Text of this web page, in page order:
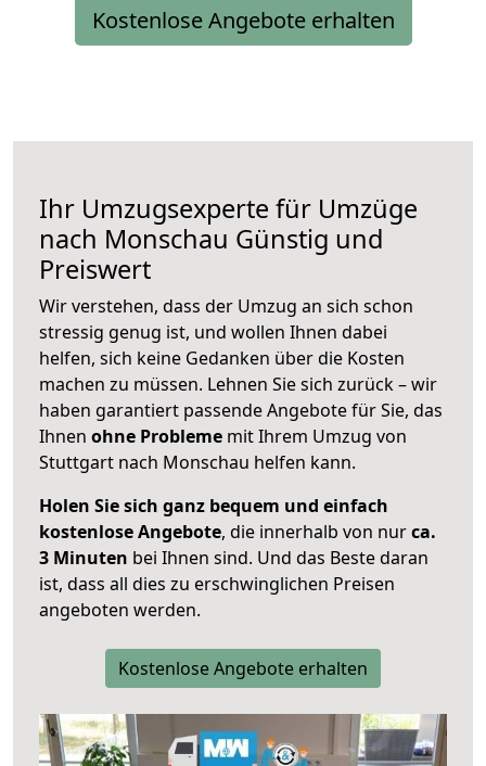
Kostenlose Angebote erhalten
Ihr Umzugsexperte für Umzüge
nach Monschau Günstig und
Preiswert
Wir verstehen, dass der Umzug an sich schon
stressig genug ist, und wollen Ihnen dabei
helfen, sich keine Gedanken über die Kosten
machen zu müssen. Lehnen Sie sich zurück – wir
haben garantiert passende Angebote für Sie, das
Ihnen ohne Probleme mit Ihrem Umzug von
Stuttgart nach Monschau helfen kann.
Holen Sie sich ganz bequem und einfach
kostenlose Angebote, die innerhalb von nurca.
3 Minuten bei Ihnen sind. Und das Beste daran
ist, dass all dies zu erschwinglichen Preisen
angeboten werden.
Kostenlose Angebote erhalten